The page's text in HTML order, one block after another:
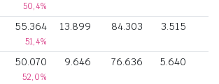
50,4%
55.364
51,4%
13.899 84.303 3.515
50.070
52,0%
9.646 76.636 5.640